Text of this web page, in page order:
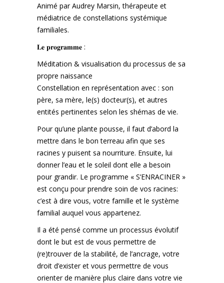
Animé par Audrey Marsin, thérapeute et
médiatrice de constellations systémique
familiales.
𝐋𝐞 𝐩𝐫𝐨𝐠𝐫𝐚𝐦𝐦𝐞 :
Méditation & visualisation du processus de sa
propre naissance
Constellation en représentation avec : son
père, sa mère, le(s) docteur(s), et autres
entités pertinentes selon les shémas de vie.
Pour qu’une plante pousse, il faut d’abord la
mettre dans le bon terreau afin que ses
racines y puisent sa nourriture. Ensuite, lui
donner l’eau et le soleil dont elle a besoin
pour grandir. Le programme « S’ENRACINER »
est conçu pour prendre soin de vos racines:
c’est à dire vous, votre famille et le système
familial auquel vous appartenez.
Il a été pensé comme un processus évolutif
dont le but est de vous permettre de
(re)trouver de la stabilité, de l’ancrage, votre
droit d’exister et vous permettre de vous
orienter de manière plus claire dans votre vie